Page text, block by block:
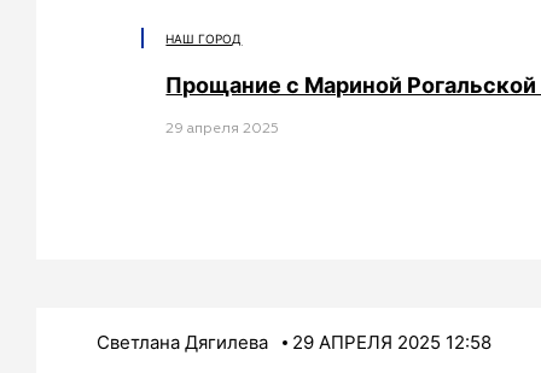
НАШ ГОРОД
Прощание с Мариной Рогальской
29 апреля 2025
Светлана Дягилева 29 АПРЕЛЯ 2025 12:58